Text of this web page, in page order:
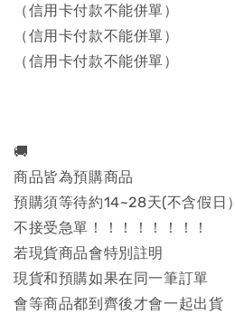
（信用卡付款不能併單）
（信用卡付款不能併單）
（信用卡付款不能併單）
🚚
商品皆為預購商品
預購須等待約14~28天(不含假日）
不接受急單！！！！！！！！
若現貨商品會特別註明
現貨和預購如果在同一筆訂單
會等商品都到齊後才會一起出貨